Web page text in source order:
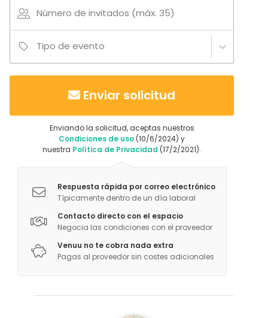
Número de invitados (máx. 35)
Tipo de evento
Enviar solicitud
Enviando la solicitud, aceptas nuestros
Condiciones de uso (10/6/2024) y
nuestra Política de Privacidad (17/2/2021).
Respuesta rápida por correo electrónico
Típicamente dentro de un día laboral
Contacto directo con el espacio
Negocia las condiciones con el proveedor
Venuu no te cobra nada extra
Pagas al proveedor sin costes adicionales